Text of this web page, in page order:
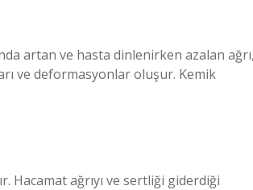
artan ve hasta dinlenirken azalan
ve deformasyonlar oluşur. Kemik
Hacamat ağrıyı ve sertliği giderdiği